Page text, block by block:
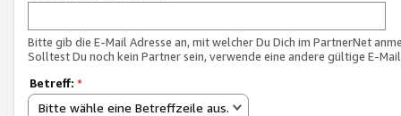
Bitte gib die E-Mail Adresse an, mit welcher Du Dich im PartnerNet
Solltest Du noch kein Partner sein, verwende eine andere gültige E-
Betreff: *
Bitte wähle eine Betreffzeile aus.